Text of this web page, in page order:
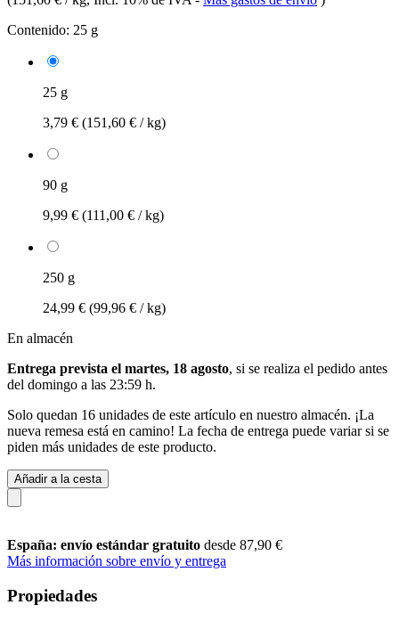
Contenido: 25 g
25 g
3,79 € (151,60 € / kg)
90 g
9,99 € (111,00 € / kg)
250 g
24,99 € (99,96 € / kg)
En almacén
Entrega prevista el martes, 18 agosto, si se realiza el pedido antes
del domingo a las 23:59 h.
Solo quedan 16 unidades de este artículo en nuestro almacén. ¡La
nueva remesa está en camino! La fecha de entrega puede variar si se
piden más unidades de este producto.
Añadir a la cesta
España: envío estándar gratuito desde 87,90 €
Más información sobre envío y entrega
Propiedades